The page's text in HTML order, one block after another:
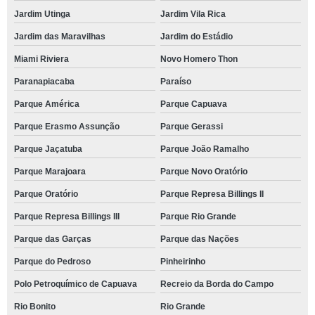
Jardim Utinga Jardim Vila Rica
Jardim das Maravilhas Jardim do Estádio
Miami Riviera Novo Homero Thon
Paranapiacaba Paraíso
Parque América Parque Capuava
Parque Erasmo Assunção Parque Gerassi
Parque Jaçatuba Parque João Ramalho
Parque Marajoara Parque Novo Oratório
Parque Oratório Parque Represa Billings II
Parque Represa Billings III Parque Rio Grande
Parque das Garças Parque das Nações
Parque do Pedroso Pinheirinho
Polo Petroquímico de Capuava Recreio da Borda do Campo
Rio Bonito Rio Grande